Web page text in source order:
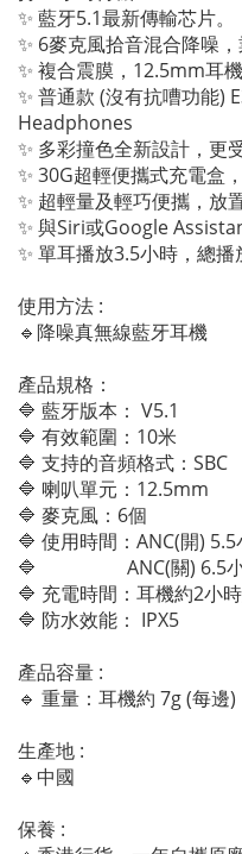
✨ 藍牙5.1最新傳輸芯片。
✨ 6麥克風拾音混合降噪
✨ 複合震膜，12.5mm耳
✨ 普通款 (沒有抗嘈功能)
Headphones
✨ 多彩撞色全新設計，更
✨ 30G超輕便攜式充電盒
✨ 超輕量及輕巧便攜，放
✨ 與Siri或Google
✨ 單耳播放3.5小時，總
使用方法 :
🔹降噪真無線藍牙耳機
產品規格：
🔷 藍牙版本： V5.1
🔷 有效範圍：10米
🔷 支持的音頻格式：SBC
🔷 喇叭單元：12.5mm
🔷 麥克風：6個
🔷 使用時間：ANC(開)
🔷 ANC(關) 6.5小時
🔷 充電時間：耳機約2小
🔷 防水效能： IPX5
產品容量 :
🔹 重量：耳機約 7g (每邊
生產地 :
🔹中國
保養 :